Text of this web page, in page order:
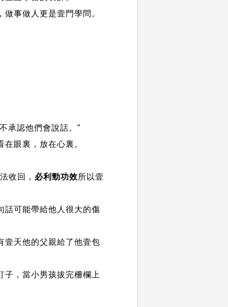
事做人更是壹門學問。
承認他們會說話。”
眼裏，放在心裏。
收回， 必利勁功效所以壹
可能帶給他人很大的傷
壹天他的父親給了他壹包
，當小男孩拔完柵欄上